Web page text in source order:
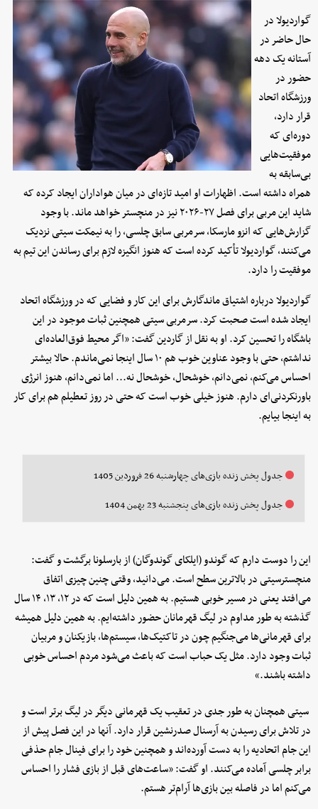
گواردیولا در
حال حاضر در
آستانه یک دهه
حضور در
ورزشگاه اتحاد
قرار دارد،
دوره‌ای که
موفقیت‌هایی
بی‌سابقه به
همراه داشته است. اظهارات او امید تازه‌ای در میان هواداران ایجاد کرده که
شاید این مربی برای فصل ۲۷-۲۰۲۶ نیز در منچستر خواهد ماند. با وجود
گزارش‌هایی که انزو مارسکا، سرمربی سابق چلسی، را به نیمکت سیتی نزدیک
می‌کنند، گواردیولا تأکید کرده است که هنوز انگیزه لازم برای رساندن این تیم به
موفقیت را دارد.
گواردیولا درباره اشتیاق ماندگارش برای این کار و فضایی که در ورزشگاه اتحاد
ایجاد شده است صحبت کرد. سرمربی سیتی همچنین ثبات موجود در این
باشگاه را تحسین کرد. او به نقل از گاردین گفت: «اگر محیط فوق‌العاده‌ای
نداشتم، حتی با وجود عناوین خوب هم ۱۰ سال اینجا نمی‌ماندم. حالا بیشتر
احساس می‌کنم، نمی‌دانم، خوشحال، خوشحال نه... اما نمی‌دانم، هنوز انرژی
باورنکردنی‌ای دارم. هنوز خیلی خوب است که حتی در روز تعطیلم هم برای کار
به اینجا بیایم.
جدول پخش زنده بازی‌های چهارشنبه 26 فروردین 1405
جدول پخش زنده بازی‌های پنجشنبه 23 بهمن 1404
این را دوست دارم که گوندو (ایلکای گوندوگان) از بارسلونا برگشت و گفت:
منچسترسیتی در بالاترین سطح است. می‌دانید، وقتی چنین چیزی اتفاق
می‌افتد یعنی در مسیر خوبی هستیم. به همین دلیل است که در ۱۲، ۱۳، ۱۴ سال
گذشته به طور مداوم در لیگ قهرمانان حضور داشته‌ایم. به همین دلیل همیشه
برای قهرمانی‌ها می‌جنگیم چون در تاکتیک‌ها، سیستم‌ها، بازیکنان و مربیان
ثبات وجود دارد. مثل یک حباب است که باعث می‌شود مردم احساس خوبی
داشته باشند.»
سیتی همچنان به طور جدی در تعقیب یک قهرمانی دیگر در لیگ برتر است و
در تلاش برای رسیدن به آرسنال صدرنشین قرار دارد. آنها در این فصل پیش از
این جام اتحادیه را به دست آورده‌اند و همچنین خود را برای فینال جام حذفی
برابر چلسی آماده می‌کنند. او گفت: «ساعت‌های قبل از بازی فشار را احساس
می‌کنم اما در فاصله بین بازی‌ها آرام‌تر هستم.